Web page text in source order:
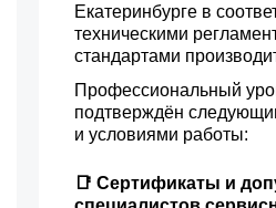
Екатеринбурге в
техническими
стандартами
Профессиональный
подтверждён
и условиями работы:
📑 Сертификаты и